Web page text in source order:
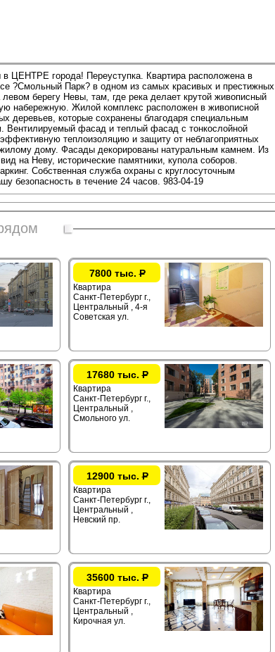
ЦЕНТРЕ города! Переуступка. Квартира расположена в
?Смольный Парк? в одном из самых красивых и престижных
берегу Невы, там, где река делает крутой живописный
набережную. Жилой комплекс расположен в живописной
деревьев, которые сохранены благодаря специальным
Вентилируемый фасад и теплый фасад с тонкослойной
теплоизоляцию и защиту от неблагоприятных
дому. Фасады декорированы натуральным камнем. Из
на Неву, исторические памятники, купола соборов.
Собственная служба охраны с круглосуточным
безопасность в течение 24 часов. 983-04-19
7800 тыс.Р
Квартира
Санкт-Петербург г.,
Центральный , 4-я
Советская ул.
17680 тыс.Р
Квартира
Санкт-Петербург г.,
Центральный ,
Смольного ул.
12900 тыс.Р
Квартира
Санкт-Петербург г.,
Центральный ,
Невский пр.
35600 тыс.Р
Квартира
Санкт-Петербург г.,
Центральный ,
Кирочная ул.